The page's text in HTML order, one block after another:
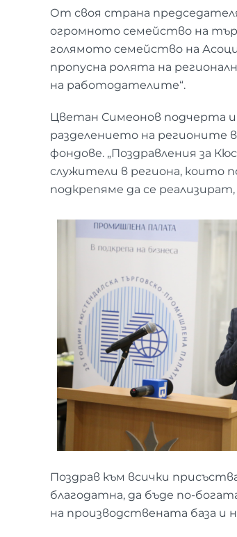
От своя страна
огромното семейство на
голямото семейство на
пропусна ролята на
на работодателите“.
Цветан Симеонов подчерта
разделението на регионите
фондове. „Поздравления за
служители в региона, които
подкрепяме да се
Поздрав към всички
благодатна, да бъде по-
на производствената база и